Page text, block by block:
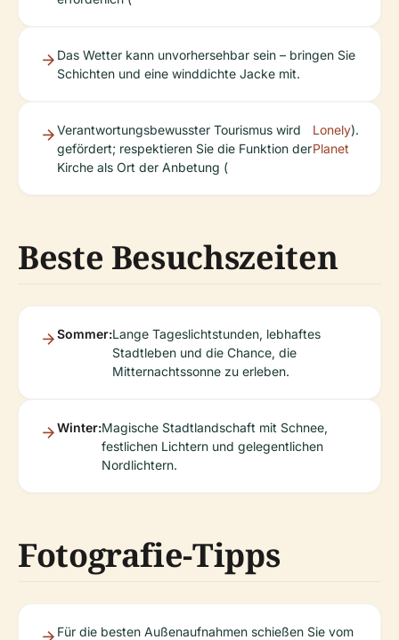
Das Wetter kann unvorhersehbar sein – bringen Sie
Schichten und eine winddichte Jacke mit.
Verantwortungsbewusster Tourismus wird
gefördert; respektieren Sie die Funktion der
Kirche als Ort der Anbetung (
Lonely
Planet
).
Beste Besuchszeiten
Sommer:Lange Tageslichtstunden, lebhaftes
Stadtleben und die Chance, die
Mitternachtssonne zu erleben.
Winter:Magische Stadtlandschaft mit Schnee,
festlichen Lichtern und gelegentlichen
Nordlichtern.
Fotografie-Tipps
Für die besten Außenaufnahmen schießen Sie vom